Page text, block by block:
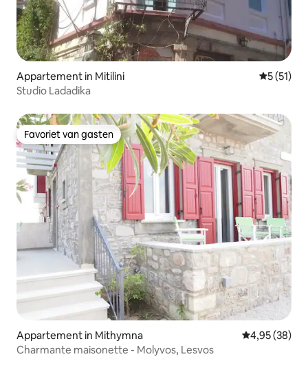
Appartement in Mitilini
5 (51)
Studio Ladadika
Favoriet van gasten
Favoriet van gasten
Appartement in Mithymna Gemiddelde
4,95 (38)
Charmante maisonette - Molyvos, Lesvos